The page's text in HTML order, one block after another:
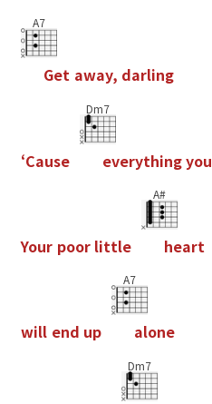
A7
Get away, darling
‘Cause
Dm7
everythingyou
Your poor little
A#
heart
will end up
A7
alone
Dm7